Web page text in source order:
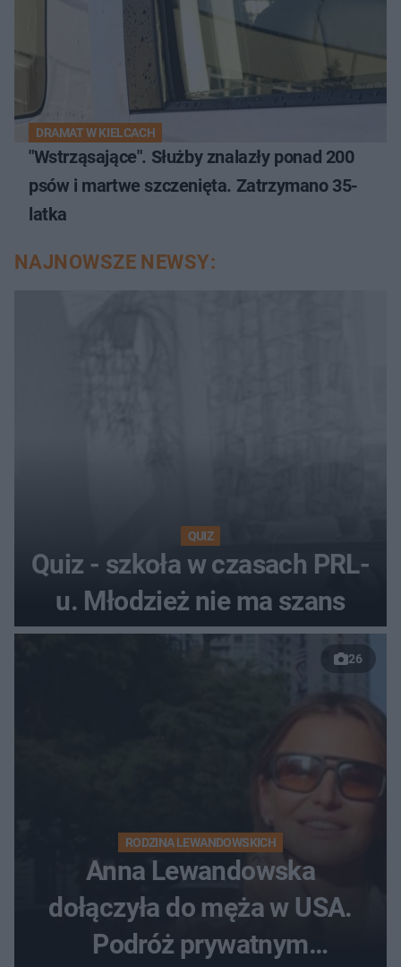
DRAMAT W KIELCACH
"Wstrząsające". Służby znalazły ponad 200
psów i martwe szczenięta. Zatrzymano 35-
latka
NAJNOWSZE NEWSY:
QUIZ
Quiz - szkoła w czasach PRL-
u. Młodzież nie ma szans
26
RODZINA LEWANDOWSKICH
Anna Lewandowska
dołączyła do męża w USA.
Podróż prywatnym